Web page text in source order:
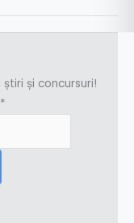
și concursuri!
*